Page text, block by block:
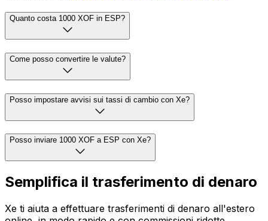
Quanto costa 1000 XOF in ESP?
Come posso convertire le valute?
Posso impostare avvisi sui tassi di cambio con Xe?
Posso inviare 1000 XOF a ESP con Xe?
Semplifica il trasferimento di denaro
Xe ti aiuta a effettuare trasferimenti di denaro all'estero